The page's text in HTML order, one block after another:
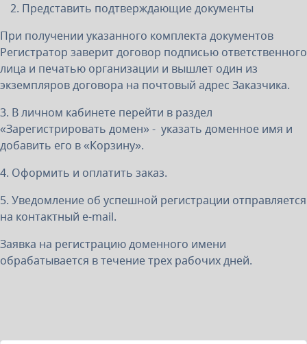
Представить подтверждающие документы
При получении указанного комплекта документов
Регистратор заверит договор подписью ответственного
лица и печатью организации и вышлет один из
экземпляров договора на почтовый адрес Заказчика.
3. В личном кабинете перейти в раздел
«Зарегистрировать домен» - указать доменное имя и
добавить его в «Корзину».
4. Оформить и оплатить заказ.
5. Уведомление об успешной регистрации отправляется
на контактный e-mail.
Заявка на регистрацию доменного имени
обрабатывается в течение трех рабочих дней.